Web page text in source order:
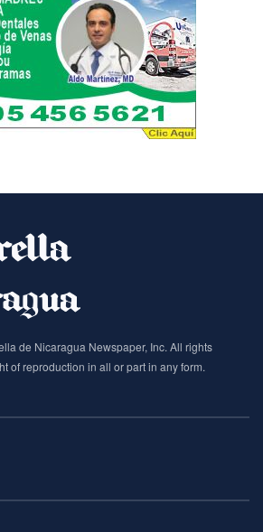
de Nicaragua Newspaper, Inc. All rights
of reproduction in all or part in any form.